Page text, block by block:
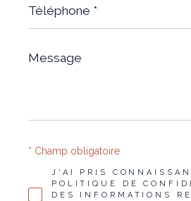
*
Message
*
J'AI PRIS
POLITIQUE DE
DES INFORMATIONS
* Champ obligatoire